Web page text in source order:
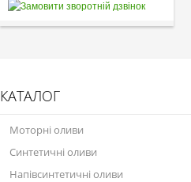
КАТАЛОГ
Моторні оливи
Синтетичні оливи
Напівсинтетичні оливи